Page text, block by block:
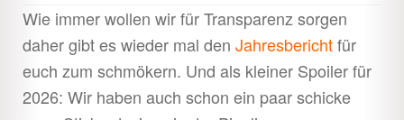
Wie immer wollen wir für Transparenz sorgen
daher gibt es wieder mal denJahresberichtfür
euch zum schmökern. Und als kleiner Spoiler für
2026: Wir haben auch schon ein paar schicke